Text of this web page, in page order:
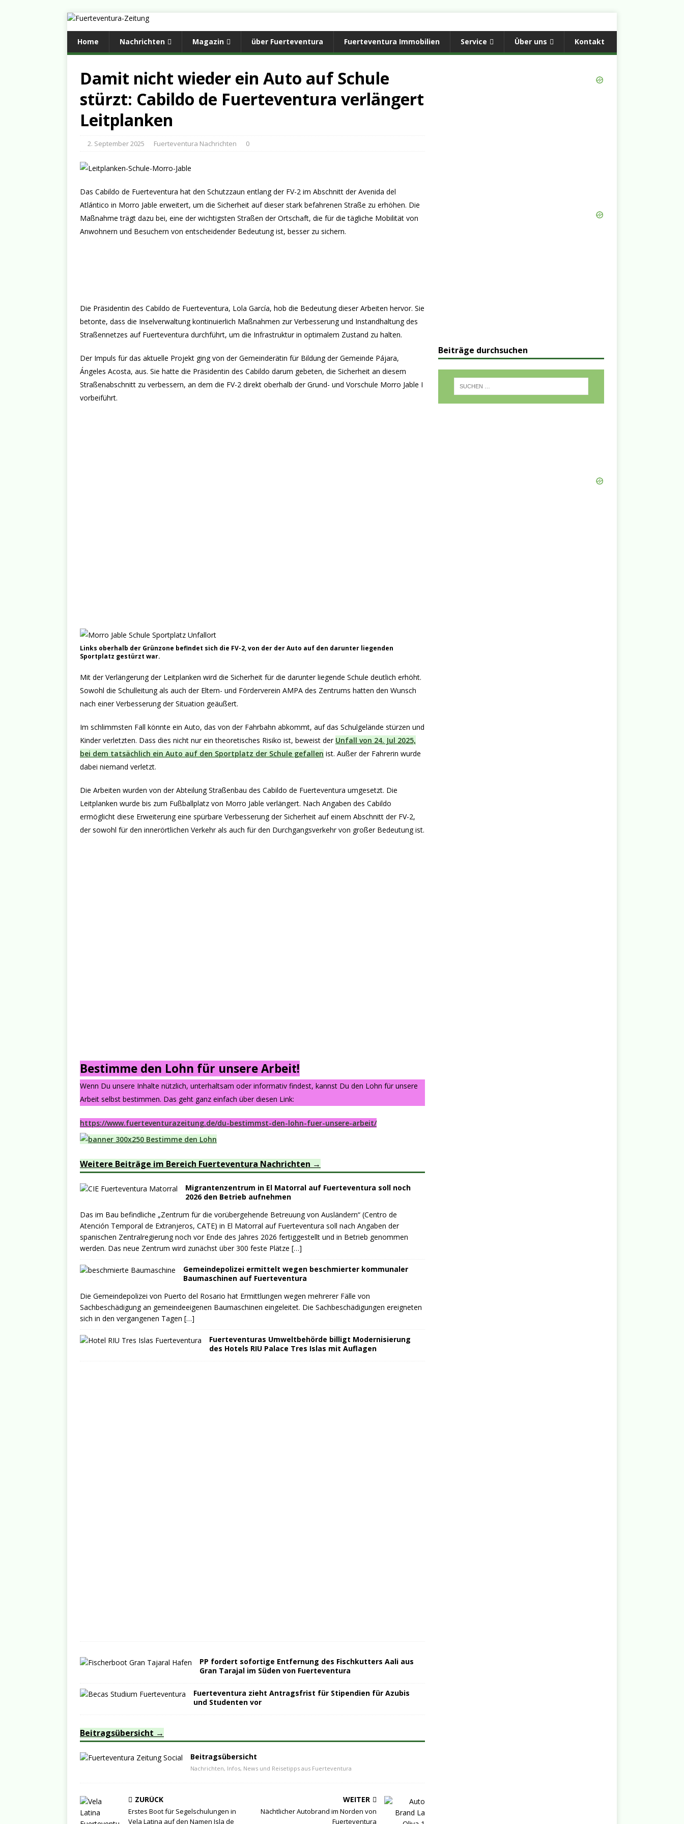
Home Nachrichten Magazin über Fuerteventura Fuerteventura Immobilien Service Über uns Kontakt
Damit nicht wieder ein Auto auf Schule
stürzt: Cabildo de Fuerteventura verlängert
Leitplanken
2. September 2025 Fuerteventura Nachrichten 0
Das Cabildo de Fuerteventura hat den Schutzzaun entlang der FV-2 im Abschnitt der Avenida del
Atlántico in Morro Jable erweitert, um die Sicherheit auf dieser stark befahrenen Straße zu erhöhen. Die
Maßnahme trägt dazu bei, eine der wichtigsten Straßen der Ortschaft, die für die tägliche Mobilität von
Anwohnern und Besuchern von entscheidender Bedeutung ist, besser zu sichern.
Die Präsidentin des Cabildo de Fuerteventura, Lola García, hob die Bedeutung dieser Arbeiten hervor. Sie
betonte, dass die Inselverwaltung kontinuierlich Maßnahmen zur Verbesserung und Instandhaltung des
Straßennetzes auf Fuerteventura durchführt, um die Infrastruktur in optimalem Zustand zu halten.
Der Impuls für das aktuelle Projekt ging von der Gemeinderätin für Bildung der Gemeinde Pájara,
Ángeles Acosta, aus. Sie hatte die Präsidentin des Cabildo darum gebeten, die Sicherheit an diesem
Straßenabschnitt zu verbessern, an dem die FV-2 direkt oberhalb der Grund- und Vorschule Morro Jable I
vorbeiführt.
Links oberhalb der Grünzone befindet sich die FV-2, von der der Auto auf den darunter liegenden
Sportplatz gestürzt war.
Mit der Verlängerung der Leitplanken wird die Sicherheit für die darunter liegende Schule deutlich erhöht.
Sowohl die Schulleitung als auch der Eltern- und Förderverein AMPA des Zentrums hatten den Wunsch
nach einer Verbesserung der Situation geäußert.
Im schlimmsten Fall könnte ein Auto, das von der Fahrbahn abkommt, auf das Schulgelände stürzen und
Kinder verletzten. Dass dies nicht nur ein theoretisches Risiko ist, beweist der Unfall von 24. Jul 2025,
bei dem tatsächlich ein Auto auf den Sportplatz der Schule gefallen ist. Außer der Fahrerin wurde
dabei niemand verletzt.
Die Arbeiten wurden von der Abteilung Straßenbau des Cabildo de Fuerteventura umgesetzt. Die
Leitplanken wurde bis zum Fußballplatz von Morro Jable verlängert. Nach Angaben des Cabildo
ermöglicht diese Erweiterung eine spürbare Verbesserung der Sicherheit auf einem Abschnitt der FV-2,
der sowohl für den innerörtlichen Verkehr als auch für den Durchgangsverkehr von großer Bedeutung ist.
Bestimme den Lohn für unsere Arbeit!
Wenn Du unsere Inhalte nützlich, unterhaltsam oder informativ findest, kannst Du den Lohn für unsere
Arbeit selbst bestimmen. Das geht ganz einfach über diesen Link:
https://www.fuerteventurazeitung.de/du-bestimmst-den-lohn-fuer-unsere-arbeit/
Weitere Beiträge im Bereich Fuerteventura Nachrichten
Migrantenzentrum in El Matorral auf Fuerteventura soll noch
2026 den Betrieb aufnehmen
Das im Bau befindliche „Zentrum für die vorübergehende Betreuung von Ausländern“ (Centro de
Atención Temporal de Extranjeros, CATE) in El Matorral auf Fuerteventura soll nach Angaben der
spanischen Zentralregierung noch vor Ende des Jahres 2026 fertiggestellt und in Betrieb genommen
werden. Das neue Zentrum wird zunächst über 300 feste Plätze […]
Gemeindepolizei ermittelt wegen beschmierter kommunaler
Baumaschinen auf Fuerteventura
Die Gemeindepolizei von Puerto del Rosario hat Ermittlungen wegen mehrerer Fälle von
Sachbeschädigung an gemeindeeigenen Baumaschinen eingeleitet. Die Sachbeschädigungen ereigneten
sich in den vergangenen Tagen […]
Fuerteventuras Umweltbehörde billigt Modernisierung
des Hotels RIU Palace Tres Islas mit Auflagen
PP fordert sofortige Entfernung des Fischkutters Aali aus
Gran Tarajal im Süden von Fuerteventura
Fuerteventura zieht Antragsfrist für Stipendien für Azubis
und Studenten vor
Beitragsübersicht
Beitragsübersicht
Nachrichten, Infos, News und Reisetipps aus Fuerteventura
ZURÜCK
Erstes Boot für Segelschulungen in
Vela Latina auf den Namen Isla de
WEITER
Nächtlicher Autobrand im Norden von
Fuerteventura
Beiträge durchsuchen